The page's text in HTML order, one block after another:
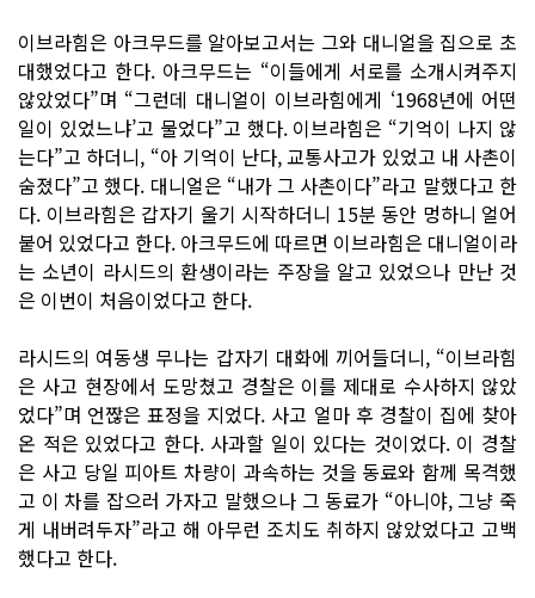
이브라힘은 아크무드를 알아보고서는 그와 대니얼을 집으로 초
대했었다고 한다. 아크무드는 “이들에게 서로를 소개시켜주지
않았었다”며 “그런데 대니얼이 이브라힘에게 ‘1968년에 어떤
일이 있었느냐’고 물었다”고 했다. 이브라힘은 “기억이 나지 않
는다”고 하더니, “아 기억이 난다, 교통사고가 있었고 내 사촌이
숨졌다”고 했다. 대니얼은 “내가 그 사촌이다”라고 말했다고 한
다. 이브라힘은 갑자기 울기 시작하더니 15분 동안 멍하니 얼어
붙어 있었다고 한다. 아크무드에 따르면 이브라힘은 대니얼이라
는 소년이 라시드의 환생이라는 주장을 알고 있었으나 만난 것
은 이번이 처음이었다고 한다.
라시드의 여동생 무나는 갑자기 대화에 끼어들더니, “이브라힘
은 사고 현장에서 도망쳤고 경찰은 이를 제대로 수사하지 않았
었다”며 언짢은 표정을 지었다. 사고 얼마 후 경찰이 집에 찾아
온 적은 있었다고 한다. 사과할 일이 있다는 것이었다. 이 경찰
은 사고 당일 피아트 차량이 과속하는 것을 동료와 함께 목격했
고 이 차를 잡으러 가자고 말했으나 그 동료가 “아니야, 그냥 죽
게 내버려두자”라고 해 아무런 조치도 취하지 않았었다고 고백
했다고 한다.